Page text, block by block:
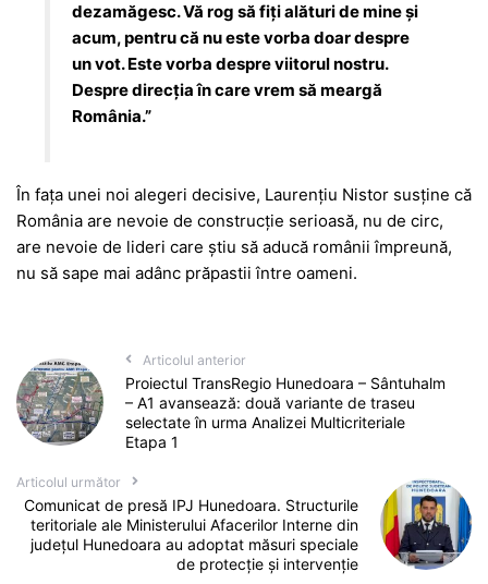
dezamăgesc. Vă rog să fiți alături de mine și
acum, pentru că nu este vorba doar despre
un vot. Este vorba despre viitorul nostru.
Despre direcția în care vrem să meargă
România.”
În fața unei noi alegeri decisive, Laurențiu Nistor susține că
România are nevoie de construcție serioasă, nu de circ,
are nevoie de lideri care știu să aducă românii împreună,
nu să sape mai adânc prăpastii între oameni.
Articolul anterior
Proiectul TransRegio Hunedoara – Sântuhalm
– A1 avansează: două variante de traseu
selectate în urma Analizei Multicriteriale
Etapa 1
Articolul următor
Comunicat de presă IPJ Hunedoara. Structurile
teritoriale ale Ministerului Afacerilor Interne din
județul Hunedoara au adoptat măsuri speciale
de protecție și intervenție